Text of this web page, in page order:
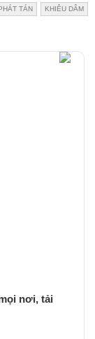
TÁN KHIÊU DÂM
nơi, tải